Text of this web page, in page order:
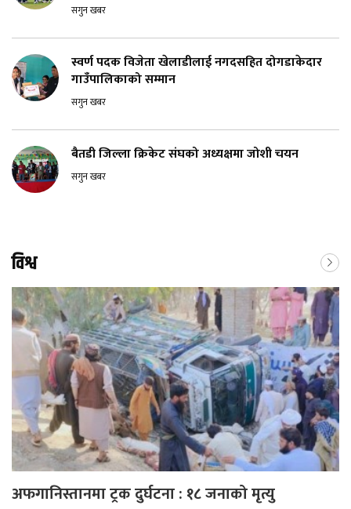
सगुन खबर
स्वर्ण पदक विजेता खेलाडीलाई नगदसहित दोगडाकेदार
गाउँपालिकाको सम्मान
सगुन खबर
बैतडी जिल्ला क्रिकेट संघको अध्यक्षमा जोशी चयन
सगुन खबर
विश्व
अफगानिस्तानमा ट्रक दुर्घटना : १८ जनाको मृत्यु